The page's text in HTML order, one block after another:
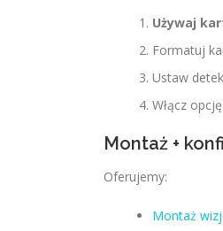
Używaj
Formatuj
Ustaw
Włącz
Montaż +
Oferujemy:
Montaż